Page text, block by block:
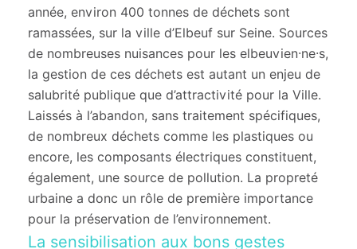
année, environ 400 tonnes de déchets sont
ramassées, sur la ville d’Elbeuf sur Seine. Sources
de nombreuses nuisances pour les elbeuvien·ne·s,
la gestion de ces déchets est autant un enjeu de
salubrité publique que d’attractivité pour la Ville.
Laissés à l’abandon, sans traitement spécifiques,
de nombreux déchets comme les plastiques ou
encore, les composants électriques constituent,
également, une source de pollution. La propreté
urbaine a donc un rôle de première importance
pour la préservation de l’environnement.
La sensibilisation aux bons gestes